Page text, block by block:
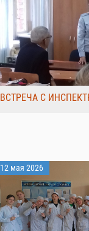
ВСТРЕЧА С
12 мая 2026